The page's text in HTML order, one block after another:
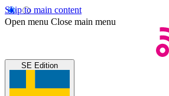
Skip to main content
Open menu Close main menu
SE Edition